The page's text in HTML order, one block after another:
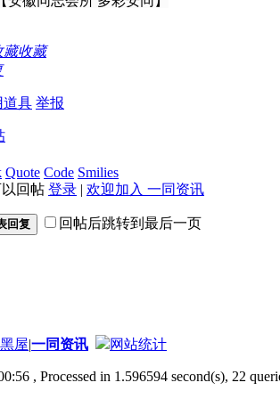
收藏
道具 举报
Quote Code Smilies
回帖 登录 | 欢迎加入 一同资讯
回复 回帖后跳转到最后一页
屋|一同资讯 网站统计
, Processed in 1.596594 second(s), 22